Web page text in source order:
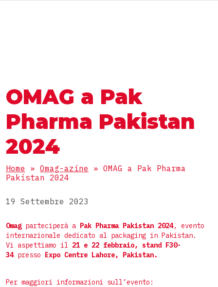
Alimentare
Farmaceutico
Cosmetico
Chimico
PRODOTTI
Granulari
Densi
Oggetti
Speciali
CONFEZIONI
Stick pack
Buste 3 saldature
Doypack
Sagomate
LINEE COMPLETE
Linee complete per stick
Linee complete per buste
LAVORA CON NOI
OMAG a Pak
Pharma Pakistan
2024
Home » Omag-azine » OMAG a Pak Pharma
Pakistan 2024
19 Settembre 2023
Omagparteciperà a Pak Pharma Pakistan 2024, evento
internazionale dedicato al packaging in Pakistan.
Vi aspettiamo il 21 e 22 febbraio, stand F30-
34 presso Expo Centre Lahore, Pakistan.
Per maggiori informazioni sull’evento: